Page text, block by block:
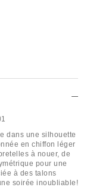
dans une silhouette
en chiffon léger
à nouer, de
pour une
à des talons
soirée inoubliable!